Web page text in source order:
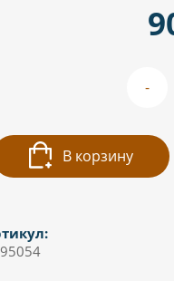
-
В корзину